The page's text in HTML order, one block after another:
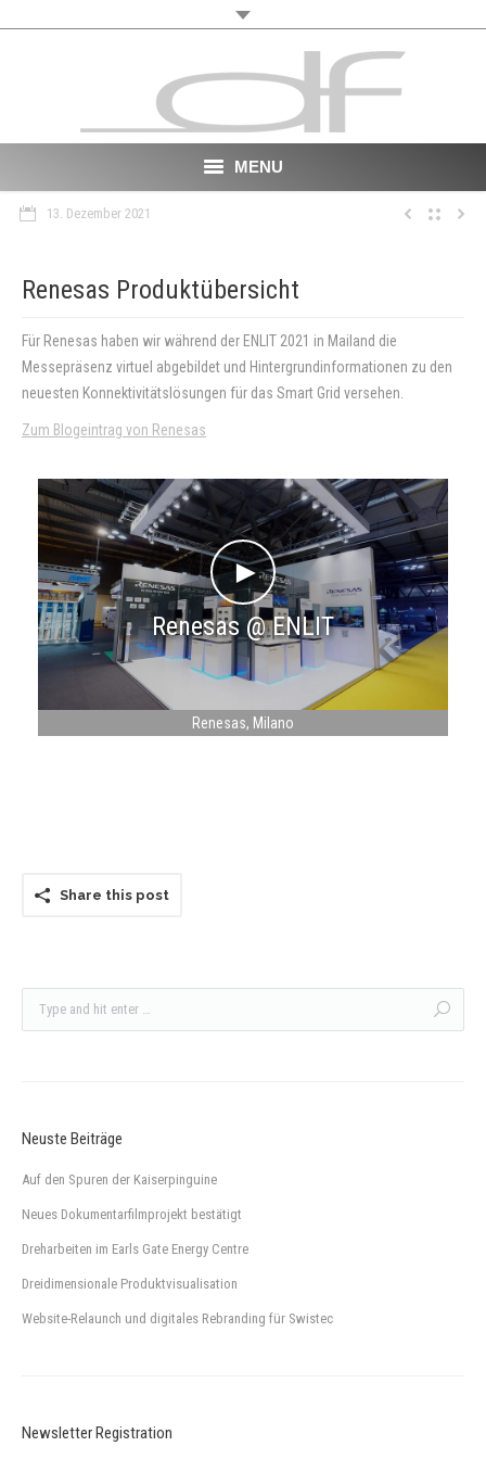
MENU
Film
Portfolio
Contact
13. Dezember 2021
Renesas Produktübersicht
Für Renesas haben wir während der ENLIT 2021 in Mailand die
Messepräsenz virtuel abgebildet und Hintergrundinformationen zu den
neuesten Konnektivitätslösungen für das Smart Grid versehen.
Zum Blogeintrag von Renesas
►
Renesas @ ENLIT
Renesas Milano
Share this post
Neuste Beiträge
Auf den Spuren der Kaiserpinguine
Neues Dokumentarfilmprojekt bestätigt
Dreharbeiten im Earls Gate Energy Centre
Dreidimensionale Produktvisualisation
Website-Relaunch und digitales Rebranding für Swistec
Newsletter Registration